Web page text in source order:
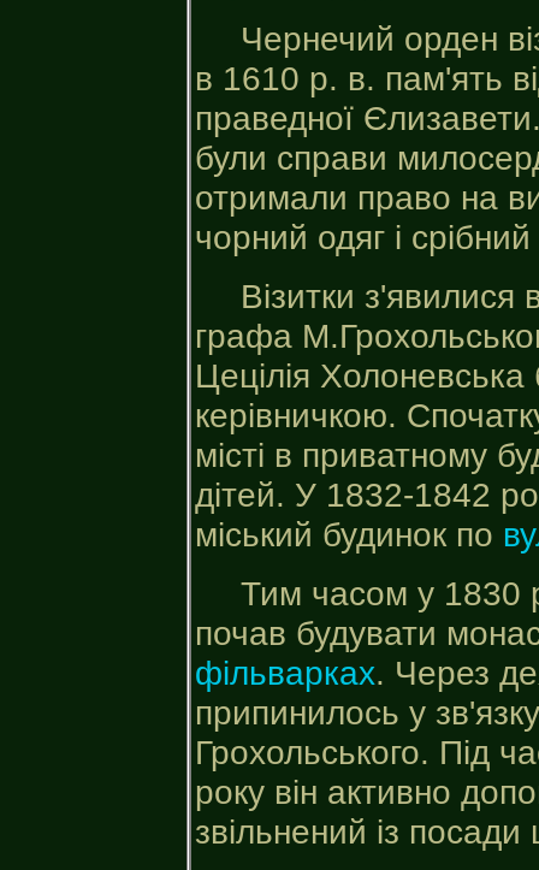
Чернечий орден
в 1610 р. в. пам'ять
праведної
були справи
отримали право на
чорний одяг і
Візитки з'явилися
графа
Цецілія
керівничкою.
місті в приватному
дітей. У 1832-1842
міський будинок по
Тим часом у 1830
почав будувати
фільварках. Через
припинилось у
Грохольського. Під
року він активно
звільнений із